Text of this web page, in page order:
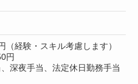
（経験・スキル考慮します）
円
深夜手当、法定休日勤務手当